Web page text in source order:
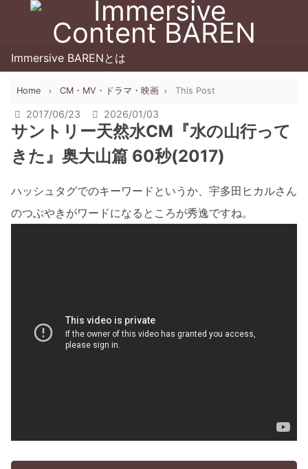
Immersive BARENとは
Home CM・MV・ドラマ・映画 This Post
2017/06/23 2026/01/03
サントリー天然水CM『水の山行って
きた』奥大山篇 60秒(2017)
ハッシュタグでのキーワードというか、宇多田ヒカルさん
のつぶやきがワードになるところが秀逸ですね。